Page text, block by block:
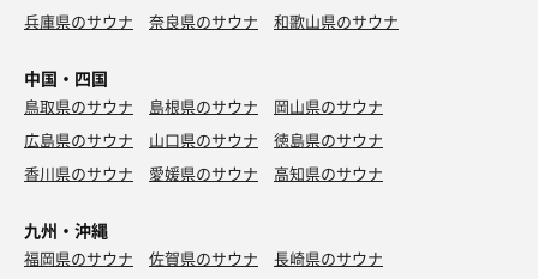
兵庫県のサウナ
奈良県のサウナ 和歌山県のサウナ
中国・四国
鳥取県のサウナ 島根県のサウナ
岡山県のサウナ
広島県のサウナ
山口県のサウナ
徳島県のサウナ
香川県のサウナ
愛媛県のサウナ 高知県のサウナ
九州・沖縄
福岡県のサウナ 佐賀県のサウナ
長崎県のサウナ